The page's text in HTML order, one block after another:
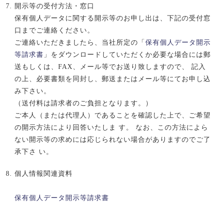
開示等の受付方法・窓口
保有個人データに関する開示等のお申し出は、下記の受付窓
口までご連絡ください。
ご連絡いただきましたら、当社所定の「 保有個人データ開示
等請求書 」をダウンロードしていただくか必要な場合には郵
送もしくは、FAX、メール等でお送り致しますので、 記入
の上、必要書類を同封し、郵送またはメール等にてお申し込
み下さい。
（送付料は請求者のご負担となります。）
ご本人（または代理人）であることを確認した上で、ご希望
の開示方法により回答いたしま す。 なお、この方法によら
ない開示等の求めには応じられない場合がありますのでご了
承下さ い。
個人情報関連資料
保有個人データ開示等請求書